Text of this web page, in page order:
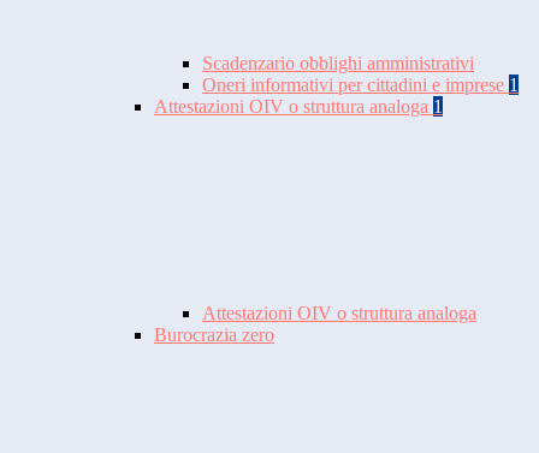
Scadenzario obblighi amministrativi
Oneri informativi per cittadini e imprese 1
Attestazioni OIV o struttura analoga 1
Attestazioni OIV o struttura analoga
Burocrazia zero